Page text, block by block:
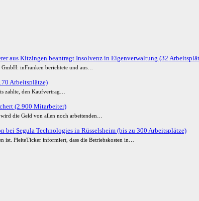
aus Kitzingen beantragt Insolvenz in Eigenverwaltung (32
inFranken berichtete und aus…
Arbeitsplätze)
zahlte, den Kaufvertrag…
(2.900 Mitarbeiter)
die Geld von allen noch arbeitenden…
bei Segula Technologies in Rüsselsheim (bis zu 300 Arbeitsplätze)
ist. PleiteTicker informiert, dass die Betriebskosten in…